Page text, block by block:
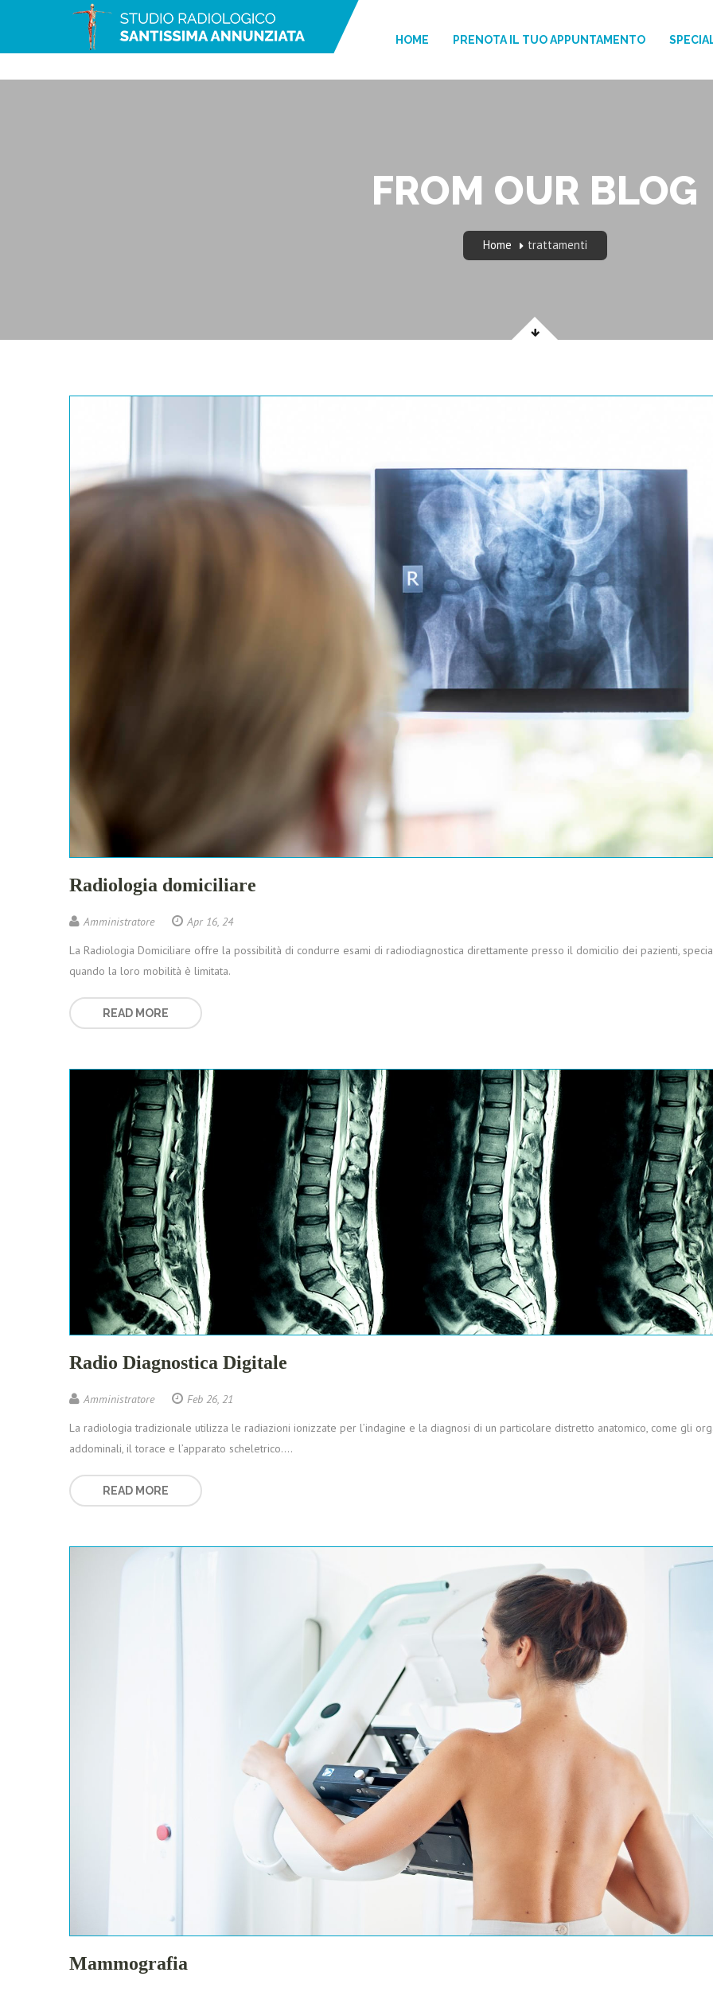
HOME PRENOTA IL TUO APPUNTAMENTO
FROM OUR BLOG
Home trattamenti
Radiologia domiciliare
Amministratore
Apr 16, 24
La Radiologia Domiciliare offre la possibilità di condurre esami di radiodiagnostica direttamente presso il domicilio dei pazienti,
quando la loro mobilità è limitata.
READ MORE
Radio Diagnostica Digitale
Amministratore
Feb 26, 21
La radiologia tradizionale utilizza le radiazioni ionizzate per l’indagine e la diagnosi di un particolare distretto anatomico, come gli
addominali, il torace e l’apparato scheletrico….
READ MORE
Mammografia